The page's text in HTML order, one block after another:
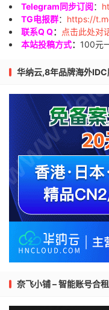
Telegram同步订阅：
TG电报群： https://
联系Q Q：
点击此处对
本站投稿方式： 100元
华纳云,8年品牌海外IDC
奈飞小铺 – 智能账号合